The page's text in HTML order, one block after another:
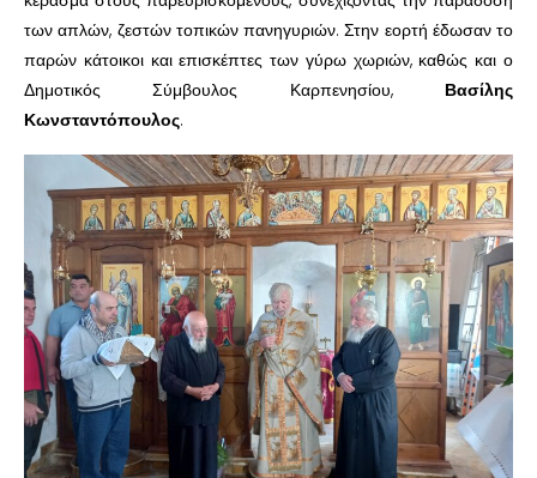
των απλών, ζεστών τοπικών πανηγυριών. Στην εορτή έδωσαν το
παρών κάτοικοι και επισκέπτες των γύρω χωριών, καθώς και ο
Δημοτικός Σύμβουλος Καρπενησίου, Βασίλης
Κωνσταντόπουλος.